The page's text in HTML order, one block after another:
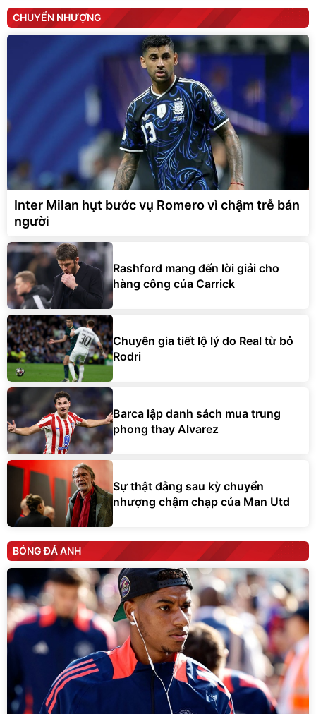
CHUYỂN NHƯỢNG
Inter Milan hụt bước vụ Romero vì chậm trễ bán
người
Rashford mang đến lời giải cho
hàng công của Carrick
Chuyên gia tiết lộ lý do Real từ bỏ
Rodri
Barca lập danh sách mua trung
phong thay Alvarez
Sự thật đằng sau kỳ chuyển
nhượng chậm chạp của Man Utd
BÓNG ĐÁ ANH